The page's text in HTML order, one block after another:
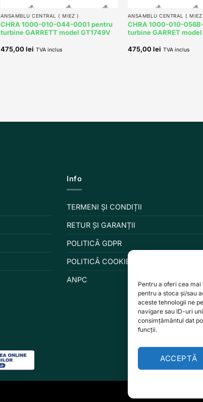
Pentru a oferi cea
pentru a stoca și/sau
aceste tehnologii ne
navigare sau ID-uri
consimțământul dat
funcții.
ACCEPTĂ
ANSAMBLU CENTRAL ( MIEZ )
CHRA 1000-010-044-0001 pentru
turbine GARRETT model GT1749V
475,00lei TVA inclus
ANSAMBLU CENTRAL ( MIEZ
CHRA 1000-010-
turbine GARRET model
475,00lei TVA inclus
Info
TERMENI ȘI CONDIȚII
RETUR ȘI GARANȚII
POLITICĂ GDPR
POLITICĂ COOKIES
ANPC